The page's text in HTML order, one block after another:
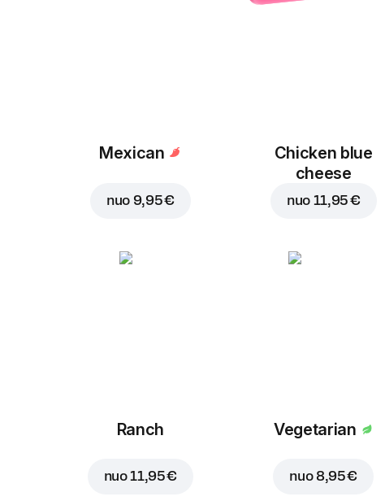
Mexican
nuo 9,95 €
Chicken blue
cheese
nuo 11,95 €
Ranch
nuo11,95 €
Vegetarian
nuo 8,95 €